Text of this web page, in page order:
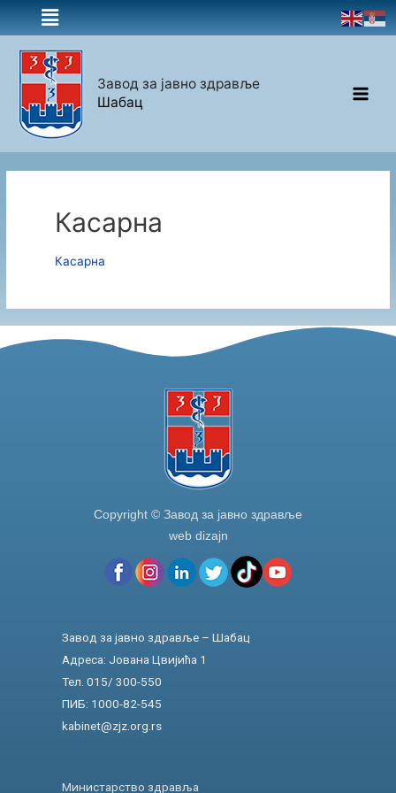
Завод за јавно здравље
Шабац
Касарна
Касарна
Copyright © Завод за јавно здравље
web dizajn
Завод за јавно здравље – Шабац
Адреса: Јована Цвијића 1
Тел. 015/ 300-550
ПИБ: 1000-82-545
kabinet@zjz.org.rs
Министарство здравља